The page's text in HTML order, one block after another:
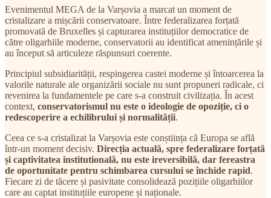
Evenimentul MEGA de la Varșovia a marcat un moment de
cristalizare a mișcării conservatoare. Între federalizarea forțată
promovată de Bruxelles și capturarea instituțiilor democratice de
către oligarhiile moderne, conservatorii au identificat amenințările și
au început să articuleze răspunsuri coerente.
Principiul subsidiarității, respingerea castei moderne și întoarcerea la
valorile naturale ale organizării sociale nu sunt propuneri radicale, ci
revenirea la fundamentele pe care s-a construit civilizația. În acest
context, conservatorismul nu este o ideologie de opoziție, ci o
redescoperire a echilibrului și normalității.
Ceea ce s-a cristalizat la Varșovia este conștiința că Europa se află
într-un moment decisiv. Direcția actuală, spre federalizare forțată
și captivitatea institutională, nu este ireversibilă, dar fereastra
de oportunitate pentru schimbarea cursului se închide rapid.
Fiecare zi de tăcere și pasivitate consolidează pozițiile oligarhiilor
care au captat instituțiile europene și naționale.